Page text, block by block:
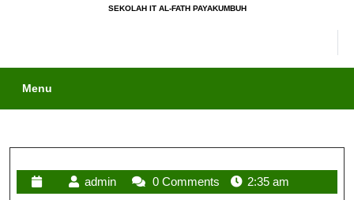
SEKOLAH IT AL-FATH PAYAKUMBUH
Menu
admin 0 Comments 2:35 am